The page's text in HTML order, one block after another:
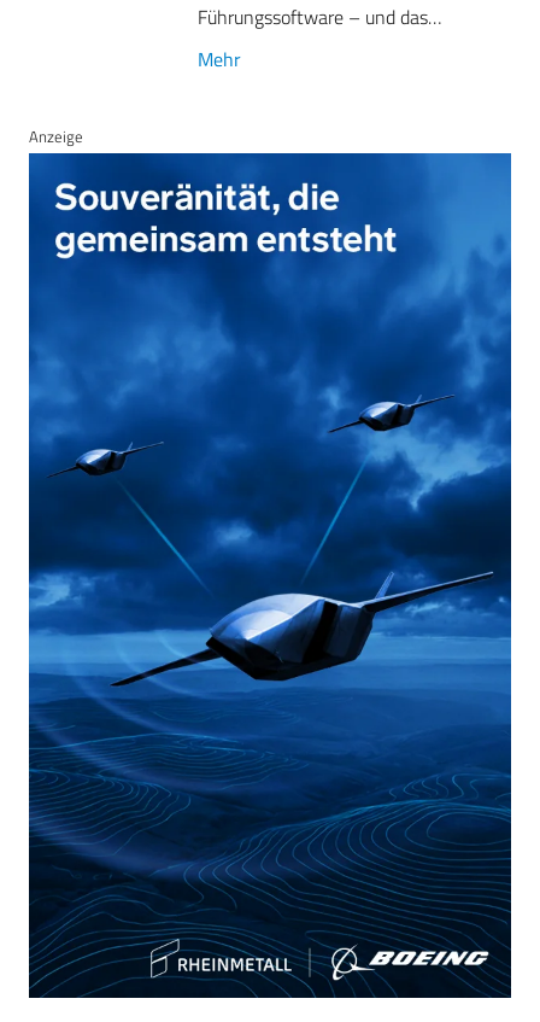
Führungssoftware – und das…
Mehr
Anzeige